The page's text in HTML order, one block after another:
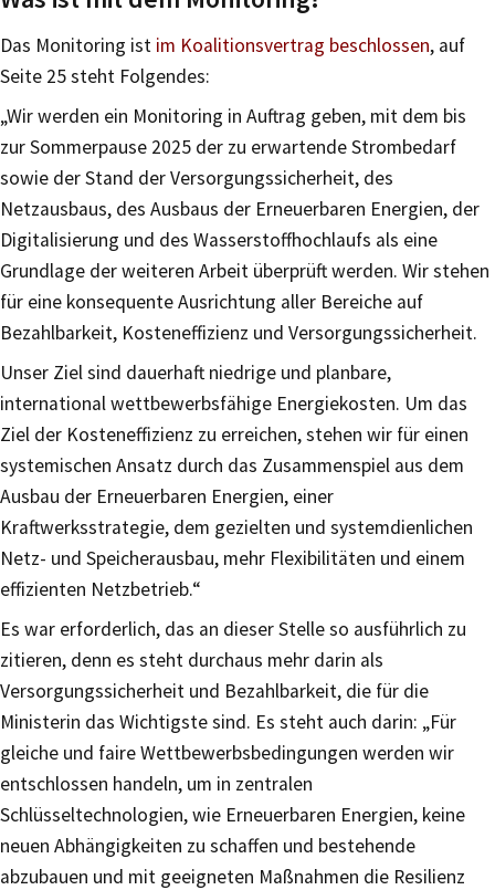
Das Monitoring ist im Koalitionsvertrag beschlossen, auf
Seite 25 steht Folgendes:
„Wir werden ein Monitoring in Auftrag geben, mit dem bis
zur Sommerpause 2025 der zu erwartende Strombedarf
sowie der Stand der Versorgungssicherheit, des
Netzausbaus, des Ausbaus der Erneuerbaren Energien, der
Digitalisierung und des Wasserstoffhochlaufs als eine
Grundlage der weiteren Arbeit überprüft werden. Wir stehen
für eine konsequente Ausrichtung aller Bereiche auf
Bezahlbarkeit, Kosteneffizienz und Versorgungssicherheit.
Unser Ziel sind dauerhaft niedrige und planbare,
international wettbewerbsfähige Energiekosten. Um das
Ziel der Kosteneffizienz zu erreichen, stehen wir für einen
systemischen Ansatz durch das Zusammenspiel aus dem
Ausbau der Erneuerbaren Energien, einer
Kraftwerksstrategie, dem gezielten und systemdienlichen
Netz- und Speicherausbau, mehr Flexibilitäten und einem
effizienten Netzbetrieb.“
Es war erforderlich, das an dieser Stelle so ausführlich zu
zitieren, denn es steht durchaus mehr darin als
Versorgungssicherheit und Bezahlbarkeit, die für die
Ministerin das Wichtigste sind. Es steht auch darin: „Für
gleiche und faire Wettbewerbsbedingungen werden wir
entschlossen handeln, um in zentralen
Schlüsseltechnologien, wie Erneuerbaren Energien, keine
neuen Abhängigkeiten zu schaffen und bestehende
abzubauen und mit geeigneten Maßnahmen die Resilienz